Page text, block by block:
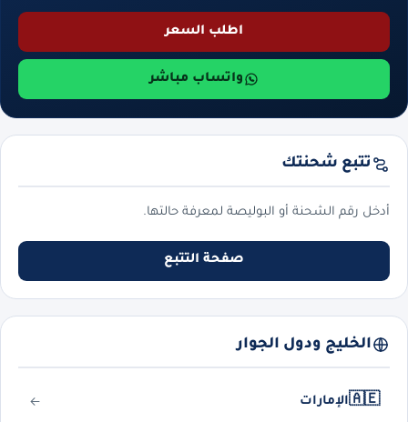
اطلب السعر
واتساب مباشر
تتبع شحنتك
أدخل رقم الشحنة أو البوليصة لمعرفة حالتها.
صفحة التتبع
الخليج ودول الجوار
🇦🇪الإمارات